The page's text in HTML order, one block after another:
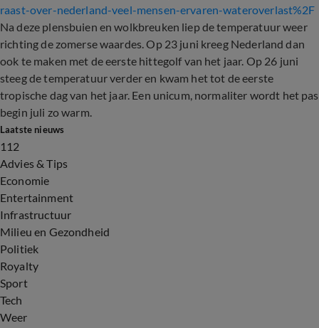
raast-over-nederland-veel-mensen-ervaren-wateroverlast%2F
Na deze plensbuien en wolkbreuken liep de temperatuur weer
richting de zomerse waardes. Op 23 juni kreeg Nederland dan
ook te maken met de eerste hittegolf van het jaar. Op 26 juni
steeg de temperatuur verder en kwam het tot de eerste
tropische dag van het jaar. Een unicum, normaliter wordt het pas
begin juli zo warm.
Laatste nieuws
112
Advies & Tips
Economie
Entertainment
Infrastructuur
Milieu en Gezondheid
Politiek
Royalty
Sport
Tech
Weer